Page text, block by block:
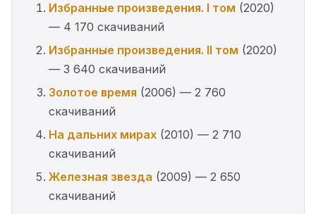
Избранные произведения. I том (2020)
— 4 170 скачиваний
Избранные произведения. II том (2020)
— 3 640 скачиваний
Золотое время (2006) — 2 760
скачиваний
На дальних мирах (2010) — 2 710
скачиваний
Железная звезда (2009) — 2 650
скачиваний